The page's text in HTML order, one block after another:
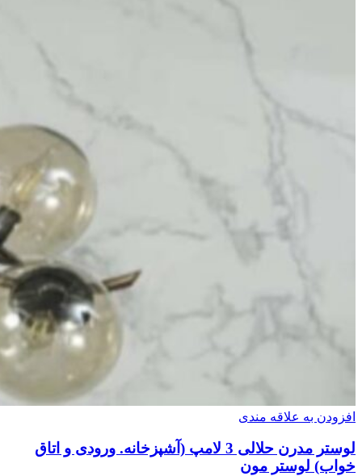
افزودن به علاقه مندی
لوستر مدرن حلالی 3 لامپ (آشپزخانه. ورودی و اتاق
خواب) لوستر مون